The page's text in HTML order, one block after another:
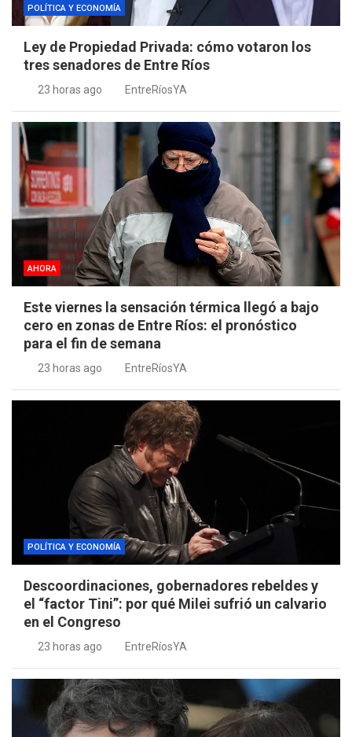
POLÍTICA Y ECONOMÍA
Ley de Propiedad Privada: cómo votaron los
tres senadores de Entre Ríos
23 horas ago EntreRíosYA
AHORA
Este viernes la sensación térmica llegó a bajo
cero en zonas de Entre Ríos: el pronóstico
para el fin de semana
23 horas ago EntreRíosYA
POLÍTICA Y ECONOMÍA
Descoordinaciones, gobernadores rebeldes y
el “factor Tini”: por qué Milei sufrió un calvario
en el Congreso
23 horas ago EntreRíosYA